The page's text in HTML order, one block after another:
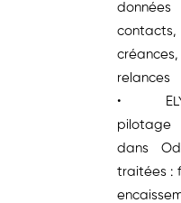
relances
•
dans
traitées :